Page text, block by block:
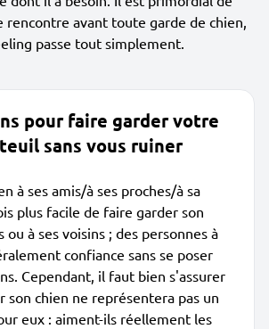
rencontre avant toute garde de chien,
passe tout simplement.
pour faire garder votre
sans vous ruiner
à ses amis/à ses proches/à sa
plus facile de faire garder son
ou à ses voisins ; des personnes à
confiance sans se poser
Cependant, il faut bien s'assurer
son chien ne représentera pas un
eux : aiment-ils réellement les